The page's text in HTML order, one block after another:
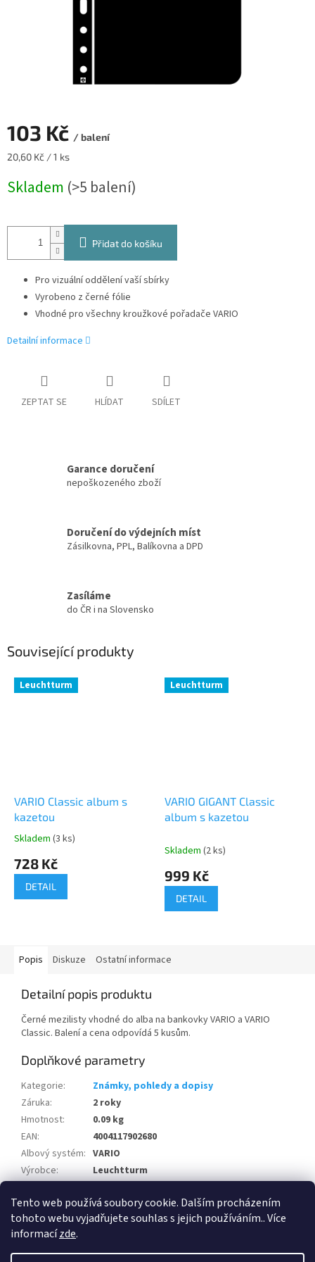
Tento web používá soubory cookie. Dalším procházením
tohoto webu vyjadřujete souhlas s jejich používáním.. Více
informacízde.
103 Kč / balení
Měrná
20,60 Kč / 1 ks
Skladem (>5 balení)
Přidat do košíku
Pro vizuální oddělení vaší sbírky
Vyrobeno z černé fólie
Vhodné pro všechny kroužkové pořadače VARIO
Detailní informace
ZEPTAT SE HLÍDAT SDÍLET
Garance doručení
nepoškozeného zboží
Doručení do výdejních míst
Zásilkovna, PPL, Balíkovna a DPD
Zasíláme
do ČR i na Slovensko
Související produkty
Leuchtturm
VARIO Classic album s
kazetou
Průměrné
produktu
Skladem (3 ks)
728 Kč
DETAIL
Leuchtturm
VARIO GIGANT Classic
album s kazetou
Skladem (2 ks)
999 Kč
DETAIL
Popis Diskuze Ostatní informace
Detailní popis produktu
Černé mezilisty vhodné do alba na bankovky VARIO a VARIO
Classic. Balení a cena odpovídá 5 kusům.
Doplňkové parametry
Kategorie:
Známky, pohledy a dopisy
Záruka:
2 roky
Hmotnost:
0.09 kg
EAN:
4004117902680
Albový systém: VARIO
Výrobce:
Leuchtturm
Albový systém: VARIO